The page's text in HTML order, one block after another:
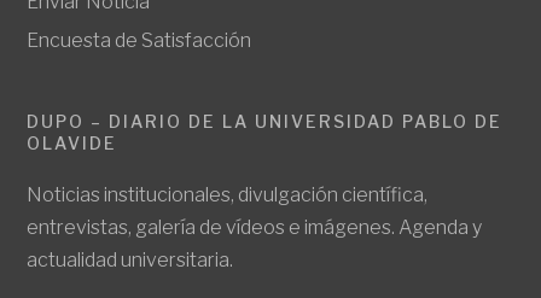
Encuesta de Satisfacción
DUPO – DIARIO DE LA UNIVERSIDAD PABLO DE
OLAVIDE
Noticias institucionales, divulgación científica,
entrevistas, galería de vídeos e imágenes. Agenda y
actualidad universitaria.